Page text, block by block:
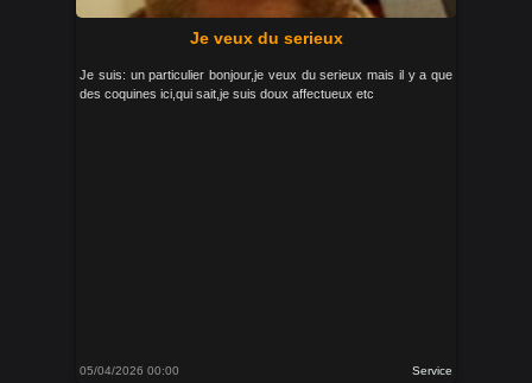
Je veux du serieux
Je suis: un particulier bonjour,je veux du serieux mais il y a que
des coquines ici,qui sait,je suis doux affectueux etc
05/04/2026 00:00 Service